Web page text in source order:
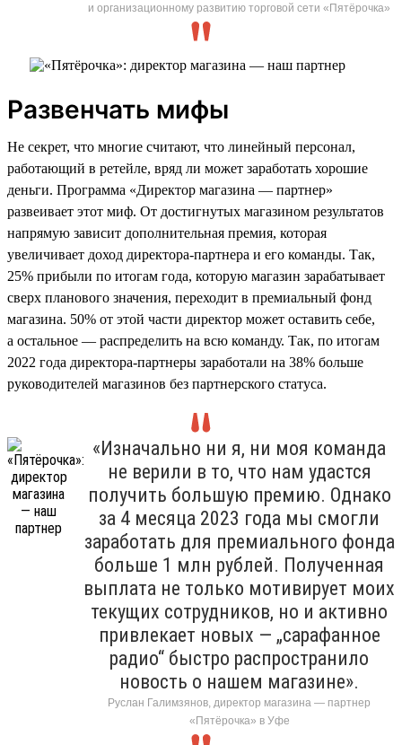
и организационному развитию торговой сети «Пятёрочка»
Развенчать мифы
Не секрет, что многие считают, что линейный персонал,
работающий в ретейле, вряд ли может заработать хорошие
деньги. Программа «Директор магазина — партнер»
развеивает этот миф. От достигнутых магазином результатов
напрямую зависит дополнительная премия, которая
увеличивает доход директора-партнера и его команды. Так,
25% прибыли по итогам года, которую магазин зарабатывает
сверх планового значения, переходит в премиальный фонд
магазина. 50% от этой части директор может оставить себе,
а остальное — распределить на всю команду. Так, по итогам
2022 года директора-партнеры заработали на 38% больше
руководителей магазинов без партнерского статуса.
«Изначально ни я, ни моя команда
не верили в то, что нам удастся
получить большую премию. Однако
за 4 месяца 2023 года мы смогли
заработать для премиального фонда
больше 1 млн рублей. Полученная
выплата не только мотивирует моих
текущих сотрудников, но и активно
привлекает новых — „сарафанное
радио“ быстро распространило
новость о нашем магазине».
Руслан Галимзянов, директор магазина — партнер
«Пятёрочка» в Уфе